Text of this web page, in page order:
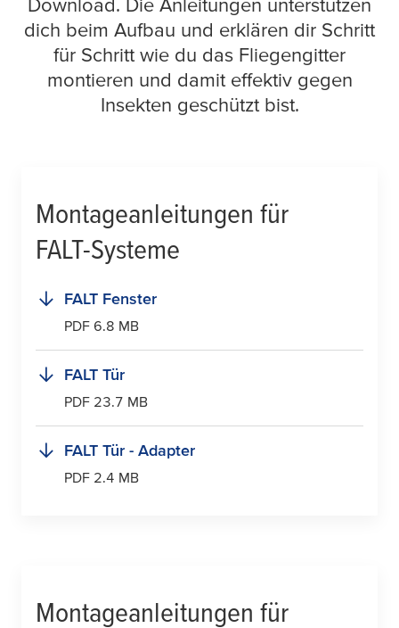
Download. Die Anleitungen unterstützen
dich beim Aufbau und erklären dir Schritt
für Schritt wie du das Fliegengitter
montieren und damit effektiv gegen
Insekten geschützt bist.
Montageanleitungen für
FALT-Systeme
FALT Fenster
PDF 6.8 MB
FALT Tür
PDF 23.7 MB
FALT Tür - Adapter
PDF 2.4 MB
Montageanleitungen für